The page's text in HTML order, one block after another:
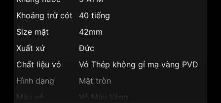
Khoảng trữ cót
40 tiếng
Size mặt
42mm
Xuất xứ
Đức
Chất liệu vỏ
Vỏ Thép không gỉ mạ vàng PVD
Hình dạng
Mặt tròn
Màu vỏ
Vỏ Màu Vàng